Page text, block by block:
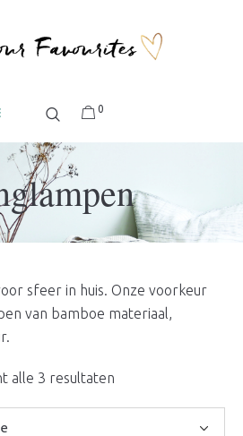
0
sfeer in huis. Onze voorkeur
van bamboe materiaal,
alle 3 resultatenGesorteerd